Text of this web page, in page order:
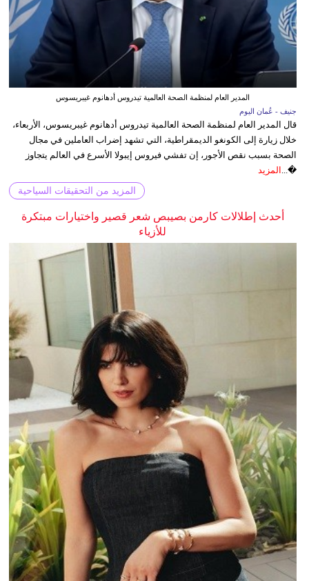
المدير العام لمنظمة الصحة العالمية تيدروس أدهانوم غيبريسوس
جنيف - عُمان اليوم
قال المدير العام لمنظمة الصحة العالمية تيدروس أدهانوم غيبريسوس، الأربعاء،
خلال زيارة إلى الكونغو الديمقراطية، التي تشهد إضراب العاملين في مجال
الصحة بسبب نقص الأجور، إن تفشي فيروس إيبولا الأسرع في العالم يتجاوز
�... المزيد
المزيد من التحقيقات السياحية
أحدث إطلالات كارمن بصيبص شعر قصير واختيارات مبتكرة
للأزياء